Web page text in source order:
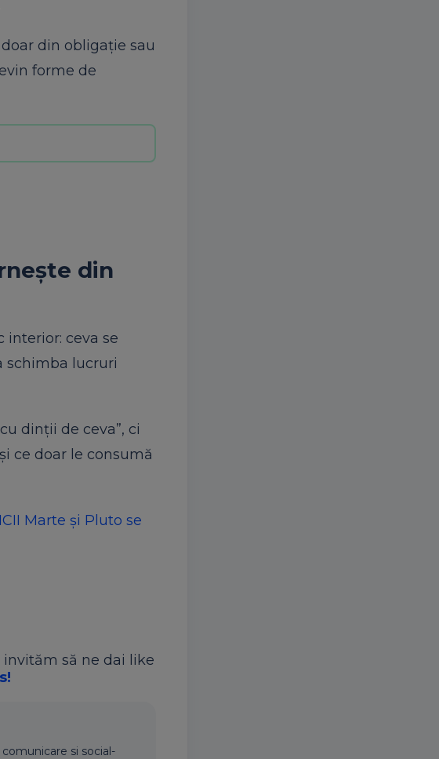
din obligație sau
forme de
din
interior: ceva se
schimba lucruri
dinții de ceva”, ci
ce doar le consumă
Marte și Pluto se
să ne dai like
si social-